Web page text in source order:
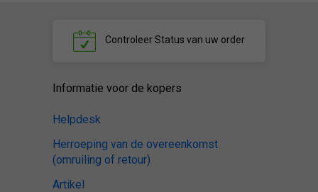
ControleerStatus van uw order
Informatie voor de kopers
Helpdesk
Herroeping van de overeenkomst
(omruiling of retour)
Artikel